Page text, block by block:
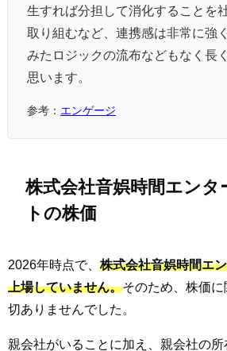
生すれば分担して消化することを
取り組むなど、連携感は非常に強
みたロジックの流布などもなく長
思います。
参考： エンゲージ
株式会社音娯時間エンタ
トの株価
2026年時点で、 株式会社音娯時間エ
上場していません。そのため、株価
切ありませんでした。
親会社がいることに加え、親会社の